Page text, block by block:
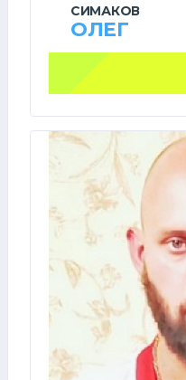
СИМАКОВ
ОЛЕГ